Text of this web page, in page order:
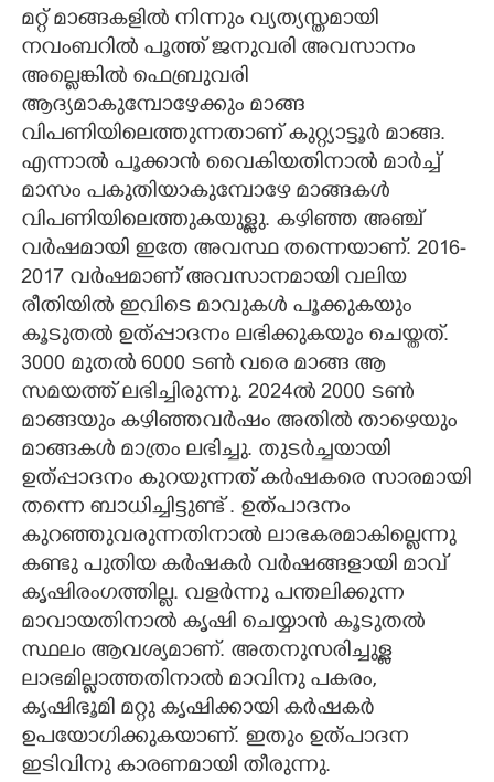
മറ്റ് മാങ്ങകളിൽ നിന്നും വ്യത്യസ്തമായി
നവംബറിൽ പൂത്ത് ജനുവരി അവസാനം
അല്ലെങ്കിൽ ഫെബ്രുവരി
ആദ്യമാകുമ്പോഴേക്കും മാങ്ങ
വിപണിയിലെത്തുന്നതാണ് കുറ്റ്യാട്ടൂർ മാങ്ങ.
എന്നാൽ പൂക്കാൻ വൈകിയതിനാൽ മാർച്ച്
മാസം പകുതിയാകുമ്പോഴേ മാങ്ങകൾ
വിപണിയിലെത്തുകയുള്ളു. കഴിഞ്ഞ അഞ്ച്
വർഷമായി ഇതേ അവസ്ഥ തന്നെയാണ്. 2016-
2017 വർഷമാണ് അവസാനമായി വലിയ
രീതിയിൽ ഇവിടെ മാവുകൾ പൂക്കുകയും
കൂടുതൽ ഉത്പ്പാദനം ലഭിക്കുകയും ചെയ്തത്.
3000 മുതൽ 6000 ടൺ വരെ മാങ്ങ ആ
സമയത്ത് ലഭിച്ചിരുന്നു. 2024ൽ 2000 ടൺ
മാങ്ങയും കഴിഞ്ഞവർഷം അതിൽ താഴെയും
മാങ്ങകൾ മാത്രം ലഭിച്ചു. തുടർച്ചയായി
ഉത്പ്പാദനം കുറയുന്നത് കർഷകരെ സാരമായി
തന്നെ ബാധിച്ചിട്ടുണ്ട് . ഉത്പാദനം
കുറഞ്ഞുവരുന്നതിനാൽ ലാഭകരമാകില്ലെന്നു
കണ്ടു പുതിയ കർഷകർ വർഷങ്ങളായി മാവ്
കൃഷിരംഗത്തില്ല. വളർന്നു പന്തലിക്കുന്ന
മാവായതിനാൽ കൃഷി ചെയ്യാൻ കൂടുതൽ
സ്ഥലം ആവശ്യമാണ്. അതനുസരിച്ചുള്ള
ലാഭമില്ലാത്തതിനാൽ മാവിനു പകരം,
കൃഷിഭൂമി മറ്റു കൃഷിക്കായി കർഷകർ
ഉപയോഗിക്കുകയാണ്. ഇതും ഉത്പാദന
ഇടിവിനു കാരണമായി തീരുന്നു.